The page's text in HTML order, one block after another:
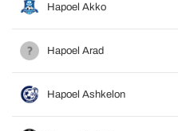
Hapoel Akko
Hapoel Arad
Hapoel Ashkelon